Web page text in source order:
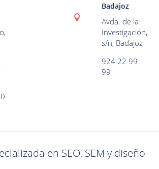

Badajoz
Avda. de la
Investigación,
s/n, Badajoz
924 22 99
99
en SEO, SEM y diseño